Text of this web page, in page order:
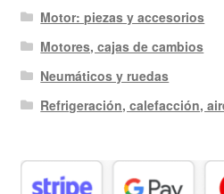
Motor: piezas y accesorios
Motores, cajas de cambios
Neumáticos y ruedas
Refrigeración, calefacción,